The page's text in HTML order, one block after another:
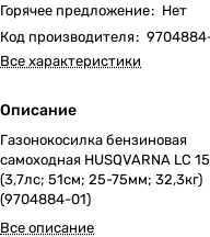
Горячее предложение: Нет
Код производителя:
Все характеристики
Описание
Газонокосилка бензиновая
самоходная HUSQVARNA LC
(3,7лс; 51cм; 25-75мм; 32,3кг)
(9704884-01)
Все описание